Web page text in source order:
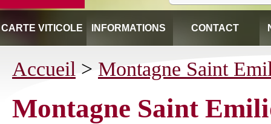
CARTE VITICOLE INFORMATIONS CONTACT
Accueil > Montagne Saint
Montagne Saint